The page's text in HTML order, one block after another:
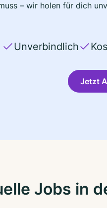
– wir holen für dich
Unverbindlich
Jetzt
Jobs in